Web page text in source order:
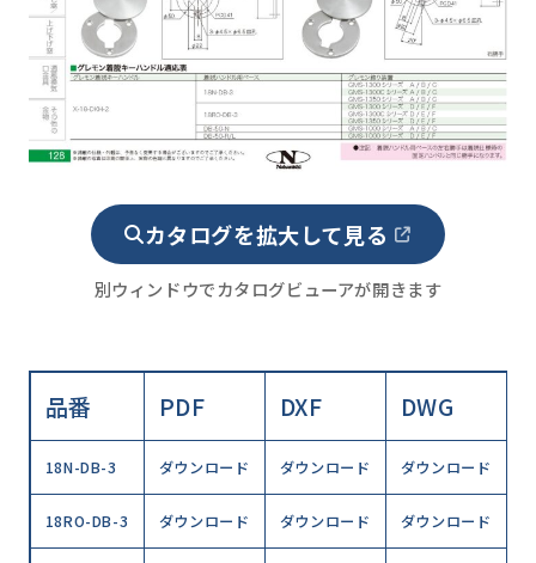
カタログを拡大して見る
別ウィンドウでカタログビューアが開きます
品番 PDF DXF DWG
18N-DB-3 ダウンロード ダウンロード ダウンロード
18RO-DB-3 ダウンロード ダウンロード ダウンロード